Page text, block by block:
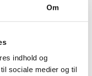
Om
indhold og
sociale medier og til
beskyttelsen af